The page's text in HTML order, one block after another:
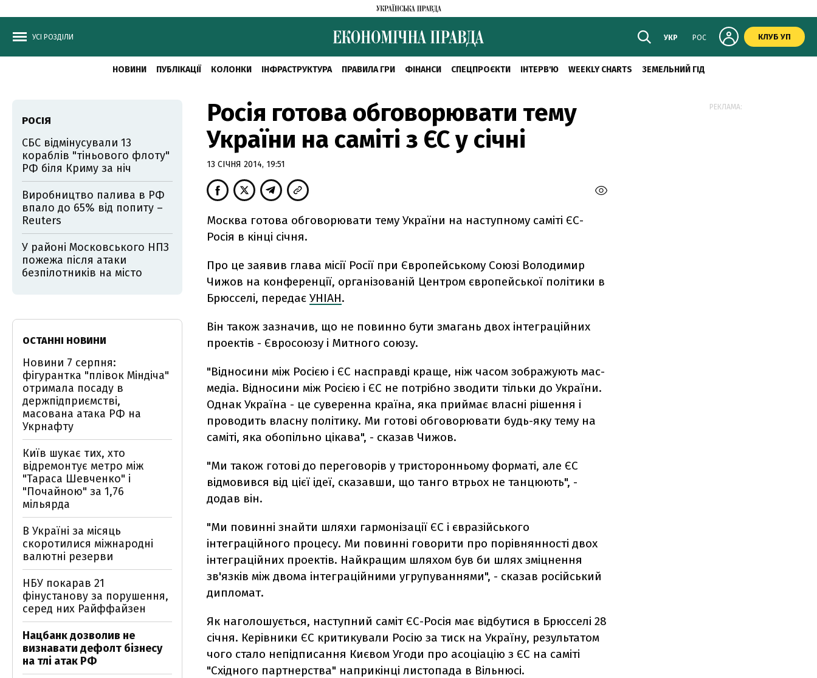
УСІ РОЗДІЛИ УКР РОС КЛУБ УП
НОВИНИ ПУБЛІКАЦІЇ КОЛОНКИ ІНФРАСТРУКТУРА ПРАВИЛА ГРИ ФІНАНСИ СПЕЦПРОЄКТИ ІНТЕРВ'Ю WEEKLY CHARTS ЗЕМЕЛЬНИЙ ГІД
Росія готова обговорювати тему
України на саміті з ЄС у січні
13 СІЧНЯ 2014, 19:51
Москва готова обговорювати тему України на наступному саміті ЄС-
Росія в кінці січня.
Про це заявив глава місії Росії при Європейському Союзі Володимир
Чижов на конференції, організованій Центром європейської політики в
Брюсселі, передає УНІАН.
Він також зазначив, що не повинно бути змагань двох інтеграційних
проектів - Євросоюзу і Митного союзу.
"Відносини між Росією і ЄС насправді краще, ніж часом зображують мас-
медіа. Відносини між Росією і ЄС не потрібно зводити тільки до України.
Однак Україна - це суверенна країна, яка приймає власні рішення і
проводить власну політику. Ми готові обговорювати будь-яку тему на
саміті, яка обопільно цікава", - сказав Чижов.
"Ми також готові до переговорів у тристоронньому форматі, але ЄС
відмовився від цієї ідеї, сказавши, що танго втрьох не танцюють", -
додав він.
"Ми повинні знайти шляхи гармонізації ЄС і євразійського
інтеграційного процесу. Ми повинні говорити про порівнянності двох
інтеграційних проектів. Найкращим шляхом був би шлях зміцнення
зв'язків між двома інтеграційними угрупуваннями", - сказав російський
дипломат.
Як наголошується, наступний саміт ЄС-Росія має відбутися в Брюсселі 28
січня. Керівники ЄС критикували Росію за тиск на Україну, результатом
чого стало непідписання Києвом Угоди про асоціацію з ЄС на саміті
"Східного партнерства" наприкінці листопада в Вільнюсі.
РОСІЯ
СБС відмінусували 13
кораблів "тіньового флоту"
РФ біля Криму за ніч
Виробництво палива в РФ
впало до 65% від попиту –
Reuters
У районі Московського НПЗ
пожежа після атаки
безпілотників на місто
ОСТАННІ НОВИНИ
Новини 7 серпня:
фігурантка "плівок Міндіча"
отримала посаду в
держпідприємстві,
масована атака РФ на
Укрнафту
Київ шукає тих, хто
відремонтує метро між
"Тараса Шевченко" і
"Почайною" за 1,76
мільярда
В Україні за місяць
скоротилися міжнародні
валютні резерви
НБУ покарав 21
фінустанову за порушення,
серед них Райффайзен
Нацбанк дозволив не
визнавати дефолт бізнесу
на тлі атак РФ
РЕКЛАМА: